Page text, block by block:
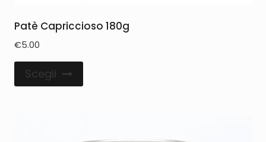
Patè Capriccioso 180g
€5.00
Scegli